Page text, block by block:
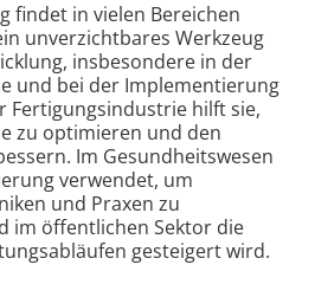
findet in vielen Bereichen
unverzichtbares Werkzeug
insbesondere in der
und bei der Implementierung
Fertigungsindustrie hilft sie,
zu optimieren und den
Im Gesundheitswesen
verwendet, um
und Praxen zu
im öffentlichen Sektor die
gesteigert wird.